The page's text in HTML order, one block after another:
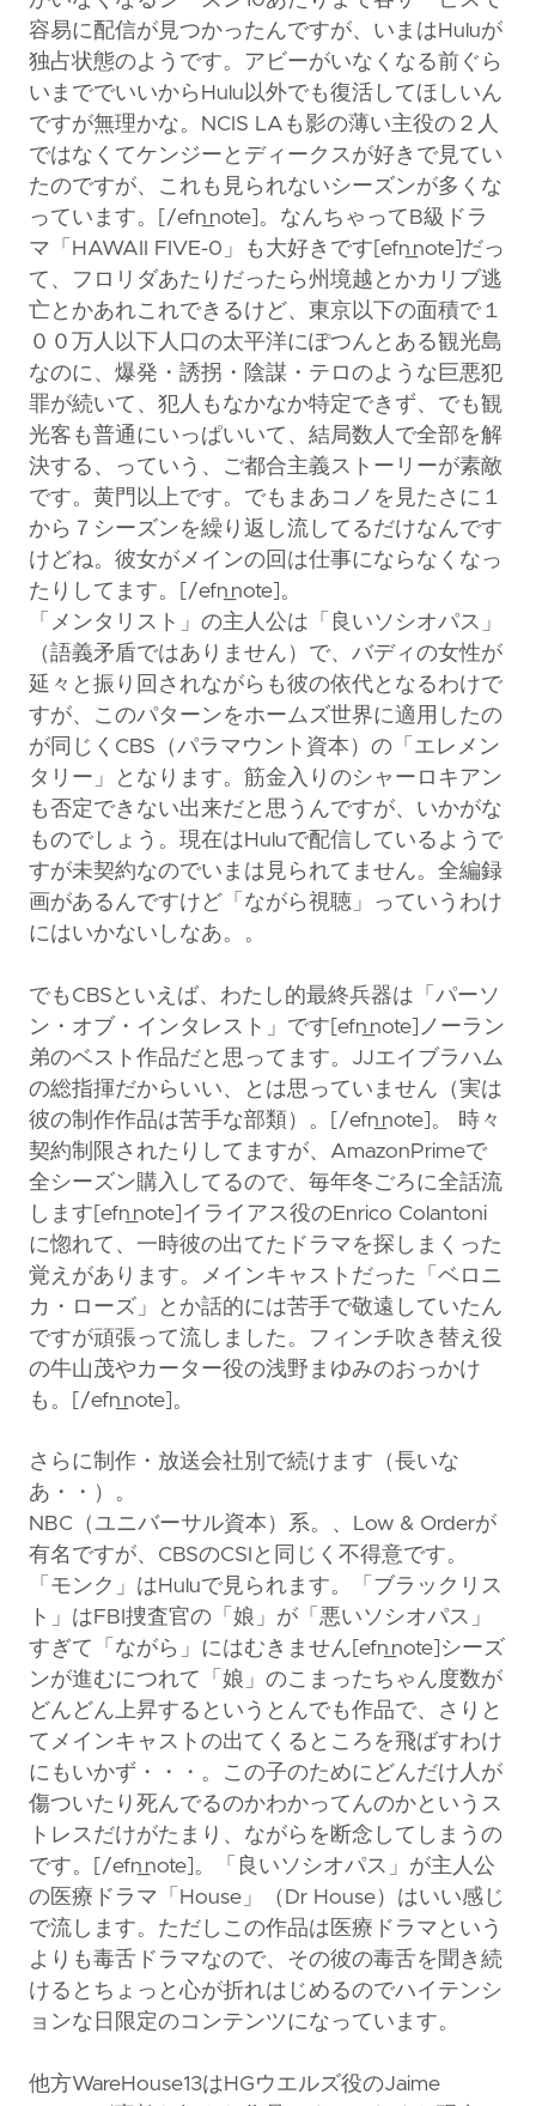
容易に配信が見つかったんですが、いまはHuluが
独占状態のようです。アビーがいなくなる前ぐら
いまででいいからHulu以外でも復活してほしいん
ですが無理かな。NCIS LAも影の薄い主役の２人
ではなくてケンジーとディークスが好きで見てい
たのですが、これも見られないシーズンが多くな
っています。[/efn_note]。なんちゃってB級ドラ
マ「HAWAII FIVE-0」も大好きです[efn_note]だっ
て、フロリダあたりだったら州境越とかカリブ逃
亡とかあれこれできるけど、東京以下の面積で１
００万人以下人口の太平洋にぽつんとある観光島
なのに、爆発・誘拐・陰謀・テロのような巨悪犯
罪が続いて、犯人もなかなか特定できず、でも観
光客も普通にいっぱいいて、結局数人で全部を解
決する、っていう、ご都合主義ストーリーが素敵
です。黄門以上です。でもまあコノを見たさに１
から７シーズンを繰り返し流してるだけなんです
けどね。彼女がメインの回は仕事にならなくなっ
たりしてます。[/efn_note]。
「メンタリスト」の主人公は「良いソシオパス」
（語義矛盾ではありません）で、バディの女性が
延々と振り回されながらも彼の依代となるわけで
すが、このパターンをホームズ世界に適用したの
が同じくCBS（パラマウント資本）の「エレメン
タリー」となります。筋金入りのシャーロキアン
も否定できない出来だと思うんですが、いかがな
ものでしょう。現在はHuluで配信しているようで
すが未契約なのでいまは見られてません。全編録
画があるんですけど「ながら視聴」っていうわけ
にはいかないしなあ。。
でもCBSといえば、わたし的最終兵器は「パーソ
ン・オブ・インタレスト」です[efn_note]ノーラン
弟のベスト作品だと思ってます。JJエイブラハム
の総指揮だからいい、とは思っていません（実は
彼の制作作品は苦手な部類）。[/efn_note]。 時々
契約制限されたりしてますが、AmazonPrimeで
全シーズン購入してるので、毎年冬ごろに全話流
します[efn_note]イライアス役のEnrico Colantoni
に惚れて、一時彼の出てたドラマを探しまくった
覚えがあります。メインキャストだった「ベロニ
カ・ローズ」とか話的には苦手で敬遠していたん
ですが頑張って流しました。フィンチ吹き替え役
の牛山茂やカーター役の浅野まゆみのおっかけ
も。[/efn_note]。
さらに制作・放送会社別で続けます（長いな
あ・・）。
NBC（ユニバーサル資本）系。、Low & Orderが
有名ですが、CBSのCSIと同じく不得意です。
「モンク」はHuluで見られます。「ブラックリス
ト」はFBI捜査官の「娘」が「悪いソシオパス」
すぎて「ながら」にはむきません[efn_note]シーズ
ンが進むにつれて「娘」のこまったちゃん度数が
どんどん上昇するというとんでも作品で、さりと
てメインキャストの出てくるところを飛ばすわけ
にもいかず・・・。この子のためにどんだけ人が
傷ついたり死んでるのかわかってんのかというス
トレスだけがたまり、ながらを断念してしまうの
です。[/efn_note]。「良いソシオパス」が主人公
の医療ドラマ「House」（Dr House）はいい感じ
で流します。ただしこの作品は医療ドラマという
よりも毒舌ドラマなので、その彼の毒舌を聞き続
けるとちょっと心が折れはじめるのでハイテンシ
ョンな日限定のコンテンツになっています。
他方WareHouse13はHGウエルズ役のJaime